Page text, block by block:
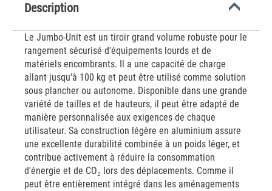
Description
Le Jumbo-Unit est un tiroir grand volume robuste pour le
rangement sécurisé d'équipements lourds et de
matériels encombrants. Il a une capacité de charge
allant jusqu'à 100 kg et peut être utilisé comme solution
sous plancher ou autonome. Disponible dans une grande
variété de tailles et de hauteurs, il peut être adapté de
manière personnalisée aux exigences de chaque
utilisateur. Sa construction légère en aluminium assure
une excellente durabilité combinée à un poids léger, et
contribue activement à réduire la consommation
d'énergie et de CO₂ lors des déplacements. Comme il
peut être entièrement intégré dans les aménagements